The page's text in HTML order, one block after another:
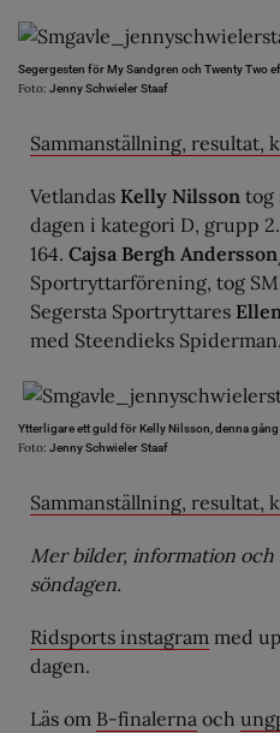
Segergesten för My Sandgren och Twenty Two
Foto: Jenny Schwieler Staaf
Sammanställning, resultat,
Vetlandas Kelly Nilsson tog
dagen i kategori D, grupp
164. Cajsa Bergh Andersson
Sportryttarförening, tog
Segersta Sportryttares
med Steendieks Spiderman.
Ytterligare ett guld för Kelly Nilsson, denna gång
Foto: Jenny Schwieler Staaf
Sammanställning, resultat,
Mer bilder, information
söndagen.
Ridsports instagram med
dagen.
Läs om B-finalerna och